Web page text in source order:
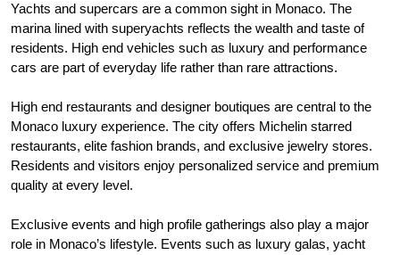
Yachts and supercars are a common sight in Monaco. The
marina lined with superyachts reflects the wealth and taste of
residents. High end vehicles such as luxury and performance
cars are part of everyday life rather than rare attractions.
High end restaurants and designer boutiques are central to the
Monaco luxury experience. The city offers Michelin starred
restaurants, elite fashion brands, and exclusive jewelry stores.
Residents and visitors enjoy personalized service and premium
quality at every level.
Exclusive events and high profile gatherings also play a major
role in Monaco’s lifestyle. Events such as luxury galas, yacht